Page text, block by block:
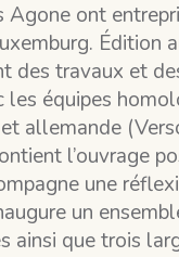
Agone ont
Édition
des travaux et
les équipes
allemande
l’ouvrage
une
un
ainsi que trois